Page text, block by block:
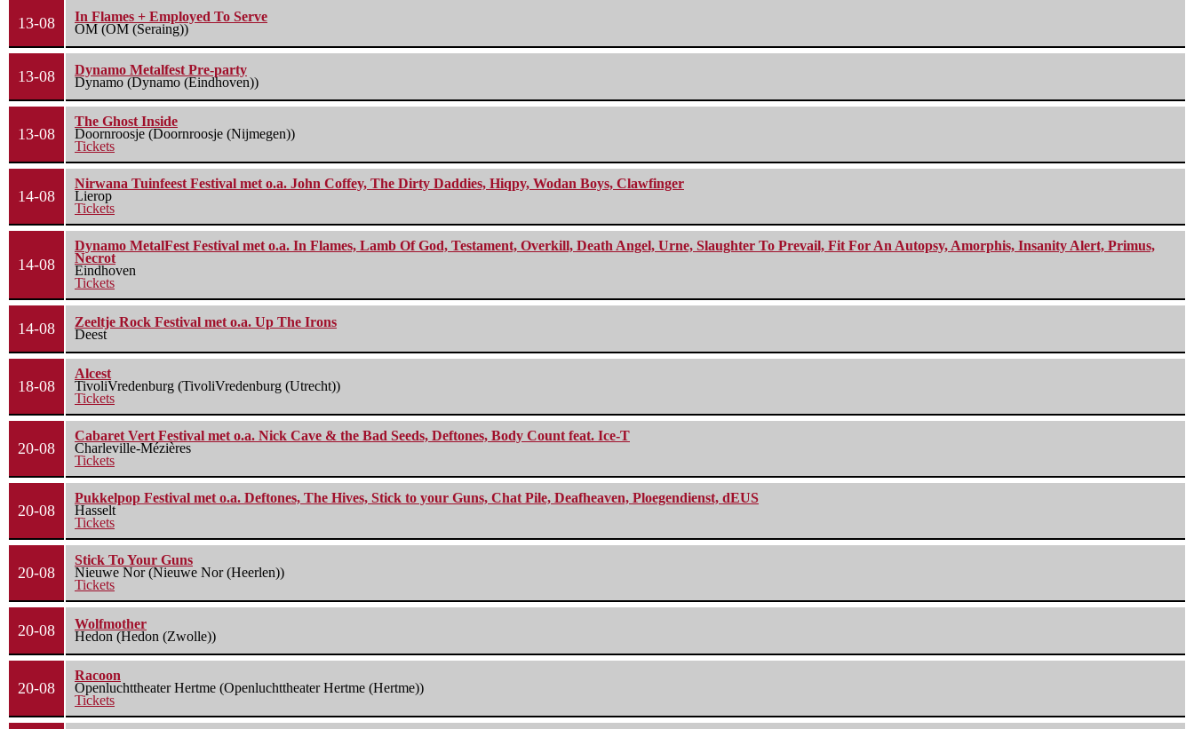
13-08
In Flames + Employed To Serve
OM (OM (Seraing))
13-08
Dynamo Metalfest Pre-party
Dynamo (Dynamo (Eindhoven))
13-08
The Ghost Inside
Doornroosje (Doornroosje (Nijmegen))
Tickets
14-08
Nirwana Tuinfeest Festival met o.a. John Coffey, The Dirty Daddies, Hiqpy, Wodan Boys, Clawfinger
Lierop
Tickets
14-08
Dynamo MetalFest Festival met o.a. In Flames, Lamb Of God, Testament, Overkill, Death Angel, Urne, Slaughter To Prevail, Fit For An Autopsy, Amorphis, Insanity Alert, Primus,
Necrot
Eindhoven
Tickets
14-08
Zeeltje Rock Festival met o.a. Up The Irons
Deest
18-08
Alcest
TivoliVredenburg (TivoliVredenburg (Utrecht))
Tickets
20-08
Cabaret Vert Festival met o.a. Nick Cave & the Bad Seeds, Deftones, Body Count feat. Ice-T
Charleville-Mézières
Tickets
20-08
Pukkelpop Festival met o.a. Deftones, The Hives, Stick to your Guns, Chat Pile, Deafheaven, Ploegendienst, dEUS
Hasselt
Tickets
20-08
Stick To Your Guns
Nieuwe Nor (Nieuwe Nor (Heerlen))
Tickets
20-08
Wolfmother
Hedon (Hedon (Zwolle))
20-08
Racoon
Openluchttheater Hertme (Openluchttheater Hertme (Hertme))
Tickets